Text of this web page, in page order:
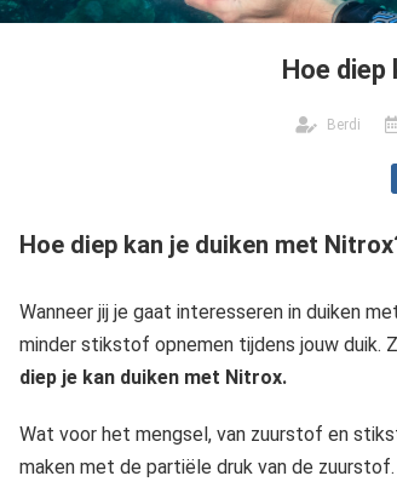
Hoe diep
Berdi
Hoe diep kan je duiken met
Wanneer jij je gaat interesseren in duiken
minder stikstof opnemen tijdens jouw duik.
diep je kan duiken met Nitrox.
Wat voor het mengsel, van zuurstof en
maken met de partiële druk van de zuurstof.